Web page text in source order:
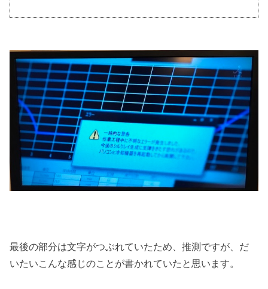
最後の部分は文字がつぶれていたため、推測ですが、だ
いたいこんな感じのことが書かれていたと思います。